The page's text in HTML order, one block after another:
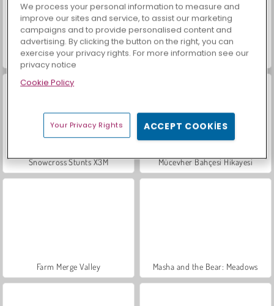
Ski King Obby Snowboard Parkuru
Snowcross Stunts X3M Mücevher Bahçesi Hikayesi
Farm Merge Valley Masha and the Bear: Meadows
We process your personal information to measure and
improve our sites and service, to assist our marketing
campaigns and to provide personalised content and
advertising. By clicking the button on the right, you can
exercise your privacy rights. For more information see our
privacy notice
Cookie Policy
Your Privacy Rights ACCEPT COOKIES